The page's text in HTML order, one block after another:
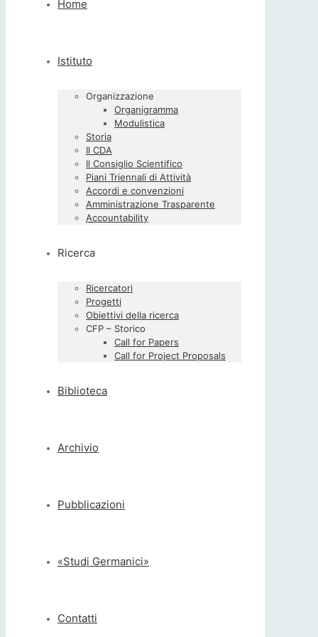
Home
Istituto
Organizzazione
Organigramma
Modulistica
Storia
Il CDA
Il Consiglio Scientifico
Piani Triennali di Attività
Accordi e convenzioni
Amministrazione Trasparente
Accountability
Ricerca
Ricercatori
Progetti
Obiettivi della ricerca
CFP – Storico
Call for Papers
Call for Project Proposals
Biblioteca
Archivio
Pubblicazioni
«Studi Germanici»
Contatti